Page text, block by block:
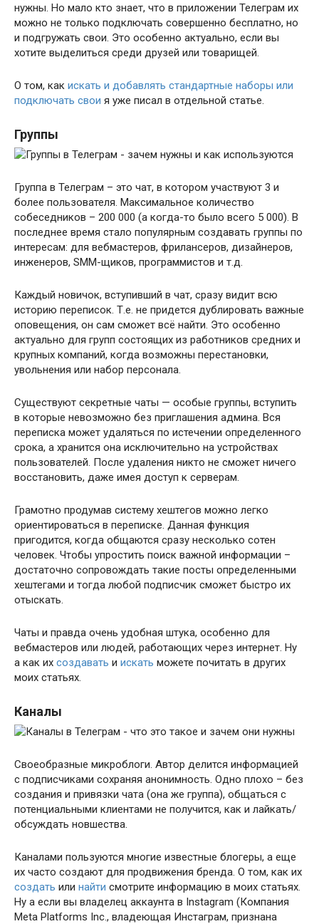
нужны. Но мало кто знает, что в приложении Телеграм их
можно не только подключать совершенно бесплатно, но
и подгружать свои. Это особенно актуально, если вы
хотите выделиться среди друзей или товарищей.
О том, как искать и добавлять стандартные наборы или
подключать свои я уже писал в отдельной статье.
Группы
Группа в Телеграм – это чат, в котором участвуют 3 и
более пользователя. Максимальное количество
собеседников – 200 000 (а когда-то было всего 5 000). В
последнее время стало популярным создавать группы по
интересам: для вебмастеров, фрилансеров, дизайнеров,
инженеров, SMM-щиков, программистов и т.д.
Каждый новичок, вступивший в чат, сразу видит всю
историю переписок. Т.е. не придется дублировать важные
оповещения, он сам сможет всё найти. Это особенно
актуально для групп состоящих из работников средних и
крупных компаний, когда возможны перестановки,
увольнения или набор персонала.
Существуют секретные чаты — особые группы, вступить
в которые невозможно без приглашения админа. Вся
переписка может удаляться по истечении определенного
срока, а хранится она исключительно на устройствах
пользователей. После удаления никто не сможет ничего
восстановить, даже имея доступ к серверам.
Грамотно продумав систему хештегов можно легко
ориентироваться в переписке. Данная функция
пригодится, когда общаются сразу несколько сотен
человек. Чтобы упростить поиск важной информации –
достаточно сопровождать такие посты определенными
хештегами и тогда любой подписчик сможет быстро их
отыскать.
Чаты и правда очень удобная штука, особенно для
вебмастеров или людей, работающих через интернет. Ну
а как их создавать и искать можете почитать в других
моих статьях.
Каналы
Своеобразные микроблоги. Автор делится информацией
с подписчиками сохраняя анонимность. Одно плохо – без
создания и привязки чата (она же группа), общаться с
потенциальными клиентами не получится, как и лайкать/
обсуждать новшества.
Каналами пользуются многие известные блогеры, а еще
их часто создают для продвижения бренда. О том, как их
создать или найти смотрите информацию в моих статьях.
Ну а если вы владелец аккаунта в Instagram (Компания
Meta Platforms Inc., владеющая Инстаграм, признана